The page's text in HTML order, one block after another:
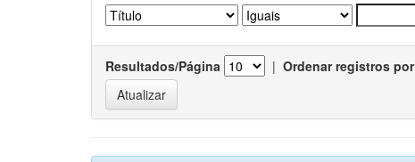
Resultados/Página | Ordenar registros por